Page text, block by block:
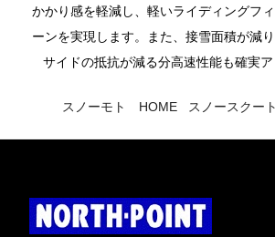
かかり感を軽減し、軽いライディングフ
ーンを実現します。また、接雪面積が減
サイドの抵抗が減る分高速性能も確実
スノーモト HOME スノースクート